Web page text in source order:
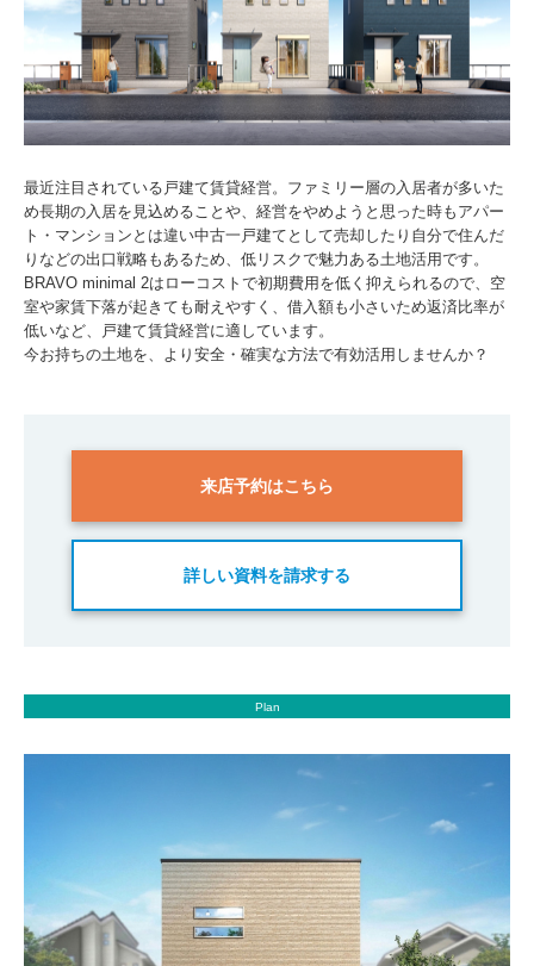
最近注目されている戸建て賃貸経営。ファミリー層の入居者が多いた
め長期の入居を見込めることや、経営をやめようと思った時もアパー
ト・マンションとは違い中古一戸建てとして売却したり自分で住んだ
りなどの出口戦略もあるため、低リスクで魅力ある土地活用です。
BRAVO minimal 2はローコストで初期費用を低く抑えられるので、空
室や家賃下落が起きても耐えやすく、借入額も小さいため返済比率が
低いなど、戸建て賃貸経営に適しています。
今お持ちの土地を、より安全・確実な方法で有効活用しませんか？
来店予約はこちら
詳しい資料を請求する
Plan